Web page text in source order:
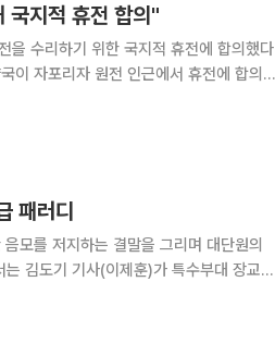
국지적 휴전 합의"
을 수리하기 위한 국지적 휴전에 합의했다
이 자포리자 원전 인근에서 휴전에 합의
의했다
패러디
모를 저지하는 결말을 그리며 대단원의